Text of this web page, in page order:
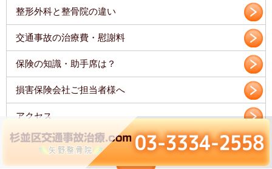
整形外科と整骨院の違い
交通事故の治療費・慰謝料
保険の知識・助手席は？
損害保険会社ご担当者様へ
アクセス